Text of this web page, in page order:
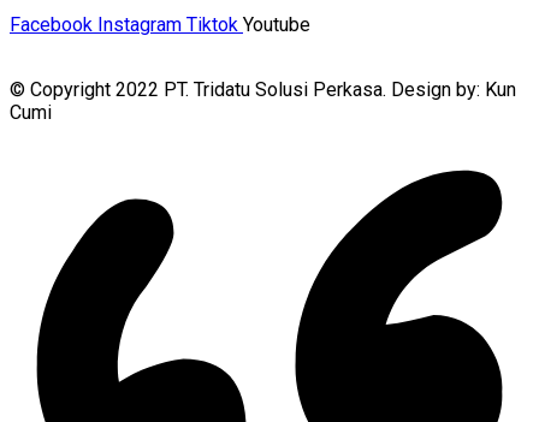
Facebook Instagram Tiktok Youtube
© Copyright 2022 PT. Tridatu Solusi Perkasa. Design by: Kun
Cumi